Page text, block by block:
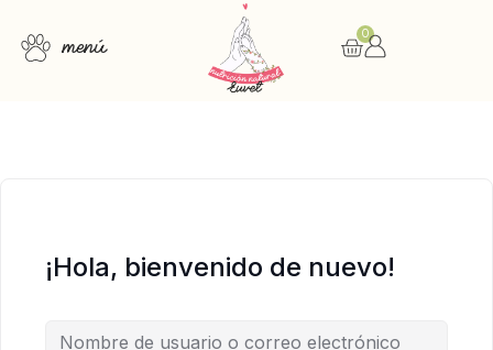
menú
0
¡Hola, bienvenido de nuevo!